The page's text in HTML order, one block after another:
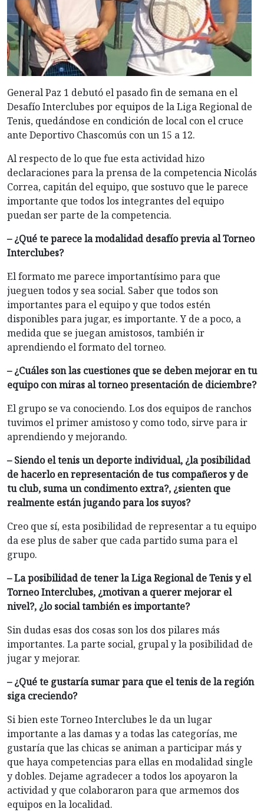
General Paz 1 debutó el pasado fin de semana en el
Desafío Interclubes por equipos de la Liga Regional de
Tenis, quedándose en condición de local con el cruce
ante Deportivo Chascomús con un 15 a 12.
Al respecto de lo que fue esta actividad hizo
declaraciones para la prensa de la competencia Nicolás
Correa, capitán del equipo, que sostuvo que le parece
importante que todos los integrantes del equipo
puedan ser parte de la competencia.
– ¿Qué te parece la modalidad desafío previa al Torneo
Interclubes?
El formato me parece importantísimo para que
jueguen todos y sea social. Saber que todos son
importantes para el equipo y que todos estén
disponibles para jugar, es importante. Y de a poco, a
medida que se juegan amistosos, también ir
aprendiendo el formato del torneo.
– ¿Cuáles son las cuestiones que se deben mejorar en tu
equipo con miras al torneo presentación de diciembre?
El grupo se va conociendo. Los dos equipos de ranchos
tuvimos el primer amistoso y como todo, sirve para ir
aprendiendo y mejorando.
– Siendo el tenis un deporte individual, ¿la posibilidad
de hacerlo en representación de tus compañeros y de
tu club, suma un condimento extra?, ¿sienten que
realmente están jugando para los suyos?
Creo que sí, esta posibilidad de representar a tu equipo
da ese plus de saber que cada partido suma para el
grupo.
– La posibilidad de tener la Liga Regional de Tenis y el
Torneo Interclubes, ¿motivan a querer mejorar el
nivel?, ¿lo social también es importante?
Sin dudas esas dos cosas son los dos pilares más
importantes. La parte social, grupal y la posibilidad de
jugar y mejorar.
– ¿Qué te gustaría sumar para que el tenis de la región
siga creciendo?
Si bien este Torneo Interclubes le da un lugar
importante a las damas y a todas las categorías, me
gustaría que las chicas se animan a participar más y
que haya competencias para ellas en modalidad single
y dobles. Dejame agradecer a todos los apoyaron la
actividad y que colaboraron para que armemos dos
equipos en la localidad.